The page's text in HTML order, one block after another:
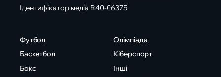
Ідентифікатор медіа R40-06375
Футбол
Баскетбол
Бокс
Олімпіада
Кіберспорт
Інші